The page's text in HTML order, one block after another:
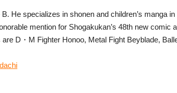
He specializes in shonen and children’s manga
mention for Shogakukan’s 48th new comic
D・M Fighter Honoo, Metal Fight Beyblade,